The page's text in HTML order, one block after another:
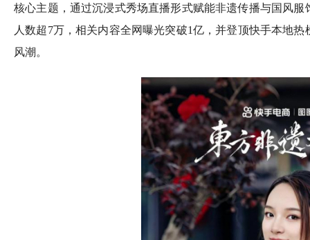
核心主题，通过沉浸式秀场直播形式赋能非遗传播与国风
人数超7万，相关内容全网曝光突破1亿，并登顶快手本地
风潮。